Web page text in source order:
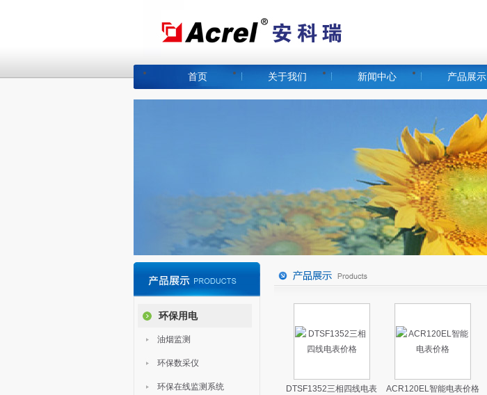
首页 关于我们 新闻中心 产品展示
环保用电
油烟监测
环保数采仪
环保在线监测系统
DTSF1352三相四线电表
ACR120EL智能电表价格